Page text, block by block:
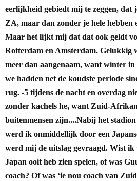
eerlijkheid gebiedt mij te zeggen, dat
ZA, maar dan zonder je hele hebben
Maar het lijkt mij dat dat ook geldt
Rotterdam en Amsterdam. Gelukkig
meer dan aangenaam, want winter
we hadden net de koudste periode
rug. -5 tijdens de nacht en overdag
zonder kachels he, want Zuid-
buitenmensen zijn....Nabij het
werd ik onmiddellijk door een
werd mij de uitslag gevraagd. Wist
Japan ooit heb zien spelen, of was
coach? Of was ‘ie nou coach van